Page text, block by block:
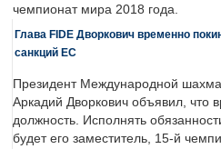
чемпионат мира 2018 года.
Глава FIDE Дворкович временно
санкций ЕС
Президент Международной
Аркадий Дворкович объявил, что
должность. Исполнять
будет его заместитель, 15-й